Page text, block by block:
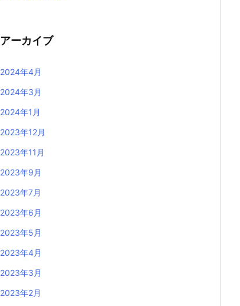
アーカイブ
2024年4月
2024年3月
2024年1月
2023年12月
2023年11月
2023年9月
2023年7月
2023年6月
2023年5月
2023年4月
2023年3月
2023年2月